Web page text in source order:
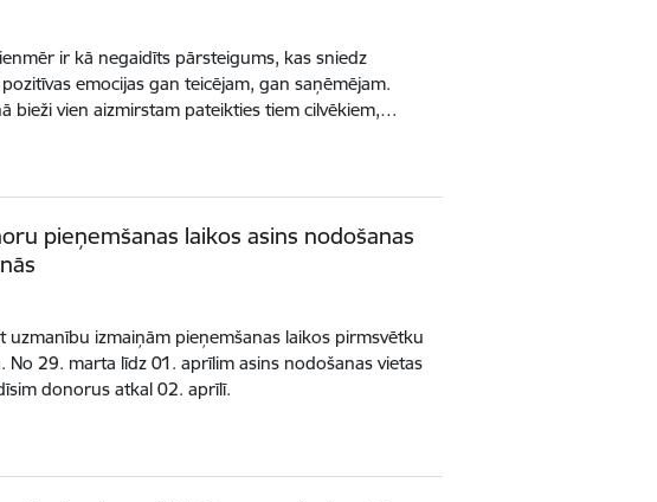
ir kā negaidīts pārsteigums, kas sniedz
emocijas gan teicējam, gan saņēmējam.
bieži vien aizmirstam pateikties tiem cilvēkiem,…
pieņemšanas laikos asins nodošanas
uzmanību izmaiņām pieņemšanas laikos pirmsvētku
No 29. marta līdz 01. aprīlim asins nodošanas vietas
donorus atkal 02. aprīlī.